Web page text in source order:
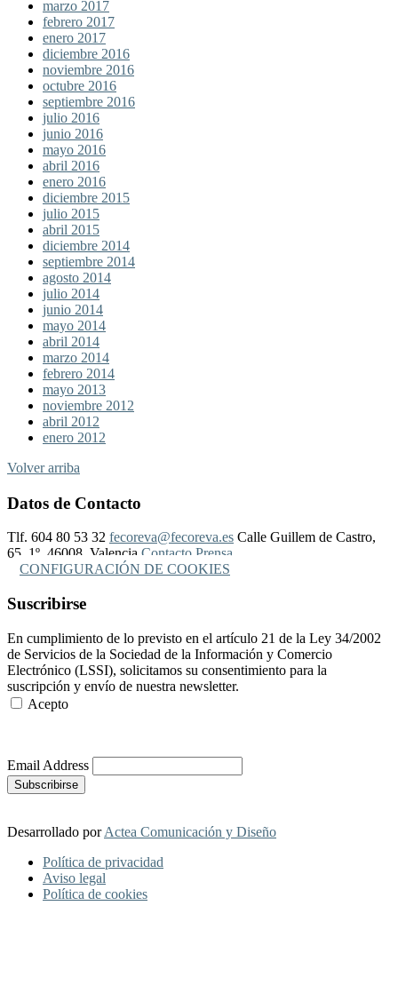
marzo 2017
febrero 2017
enero 2017
diciembre 2016
noviembre 2016
octubre 2016
septiembre 2016
julio 2016
junio 2016
mayo 2016
abril 2016
enero 2016
diciembre 2015
julio 2015
abril 2015
diciembre 2014
septiembre 2014
agosto 2014
julio 2014
junio 2014
mayo 2014
abril 2014
marzo 2014
febrero 2014
mayo 2013
noviembre 2012
abril 2012
enero 2012
Volver arriba
Datos de Contacto
Tlf. 604 80 53 32 fecoreva@fecoreva.es Calle Guillem de Castro,
65, 1º, 46008, Valencia Contacto Prensa
CONFIGURACIÓN DE COOKIES
Suscribirse
En cumplimiento de lo previsto en el artículo 21 de la Ley 34/2002
de Servicios de la Sociedad de la Información y Comercio
Electrónico (LSSI), solicitamos su consentimiento para la
suscripción y envío de nuestra newsletter.
Acepto
Email Address
Desarrollado porActea Comunicación y Diseño
Política de privacidad
Aviso legal
Política de cookies